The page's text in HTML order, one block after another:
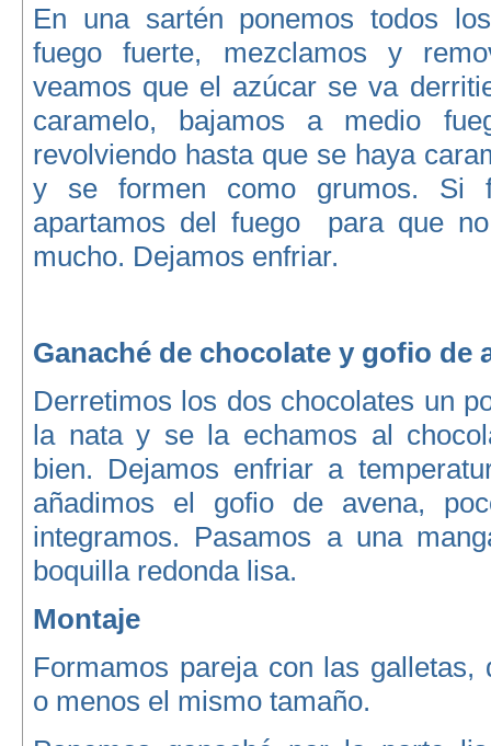
En una sartén ponemos todos
fuego fuerte, mezclamos y
veamos que el azúcar se va
caramelo, bajamos a medio
revolviendo hasta que se haya
y se formen como grumos. Si
apartamos del fuego para que
mucho. Dejamos enfriar.
Ganaché de chocolate y gofio de
Derretimos los dos chocolates un
la nata y se la echamos al
bien. Dejamos enfriar a
añadimos el gofio de avena,
integramos. Pasamos a una
boquilla redonda lisa.
Montaje
Formamos pareja con las galletas,
o menos el mismo tamaño.